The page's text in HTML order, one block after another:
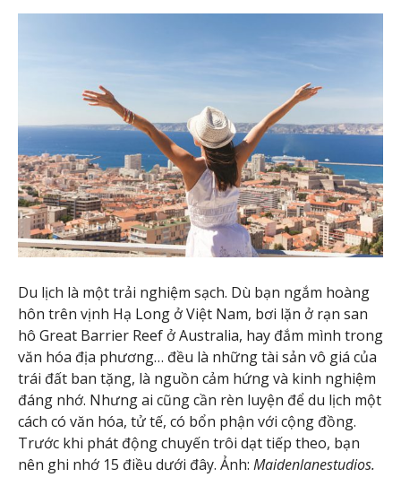
Du lịch là một trải nghiệm sạch. Dù bạn ngắm hoàng
hôn trên vịnh Hạ Long ở Việt Nam, bơi lặn ở rạn san
hô Great Barrier Reef ở Australia, hay đắm mình trong
văn hóa địa phương… đều là những tài sản vô giá của
trái đất ban tặng, là nguồn cảm hứng và kinh nghiệm
đáng nhớ. Nhưng ai cũng cần rèn luyện để du lịch một
cách có văn hóa, tử tế, có bổn phận với cộng đồng.
Trước khi phát động chuyến trôi dạt tiếp theo, bạn
nên ghi nhớ 15 điều dưới đây. Ảnh: Maidenlanestudios.